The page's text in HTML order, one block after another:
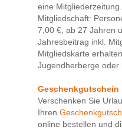
eine
Mitgliedschaft:
7,00 €, ab 27 Jahren
Jahresbeitrag inkl.
Mitgliedskarte
Jugendherberge oder
Geschenkgutschein
Verschenken Sie
Ihren
online bestellen und